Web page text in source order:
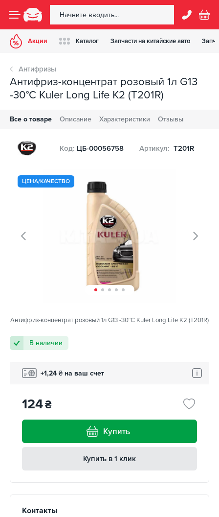
Акции Каталог Запчасти на китайские авто
Антифризы
Антифриз-концентрат розовый 1л G13
-30°С Kuler Long Life K2 (T201R)
Все о товаре Описание Характеристики Отзывы
Код: ЦБ-00056758 Артикул: T201R
ЦЕНА/КАЧЕСТВО
Антифриз-концентрат розовый 1л G13 -30°С Kuler Long Life K2 (T201R)
В наличии
+1,24 ₴ на ваш счет
124₴
Купить
Купить в 1 клик
Контакты